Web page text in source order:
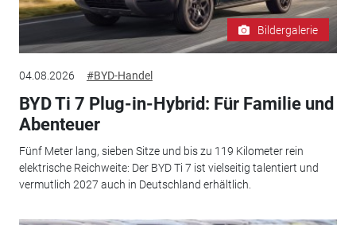
Bildergalerie
04.08.2026 #BYD-Handel
BYD Ti 7 Plug-in-Hybrid: Für Familie und
Abenteuer
Fünf Meter lang, sieben Sitze und bis zu 119 Kilometer rein
elektrische Reichweite: Der BYD Ti 7 ist vielseitig talentiert und
vermutlich 2027 auch in Deutschland erhältlich.